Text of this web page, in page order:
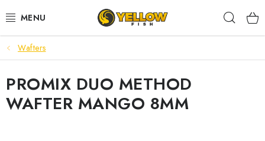
na
NOVINKY 2026
LETNÉ ZĽAVY
HALDORADO
Wafters
PROMIX DUO METHOD
WAFTER MANGO 8MM